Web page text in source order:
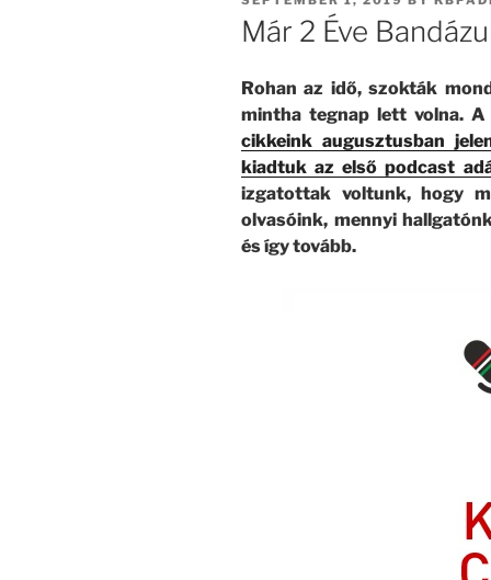
ON
Már 2 Éve
Rohan az idő, szokták
mintha tegnap lett volna.
cikkeink augusztusban
kiadtuk az első podcast
izgatottak voltunk, hogy
olvasóink, mennyi
és így tovább.